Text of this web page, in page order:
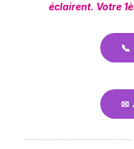
éclairent. Votre
✉